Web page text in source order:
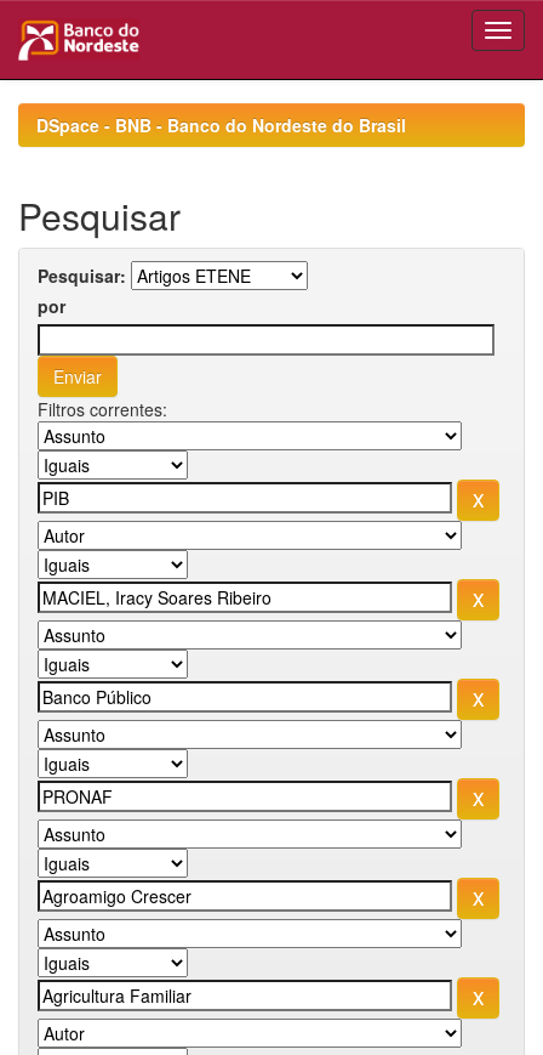
navigationDSpace - BNB - Banco do Nordeste do Brasil
Pesquisar
Pesquisar:
por
Filtros correntes: